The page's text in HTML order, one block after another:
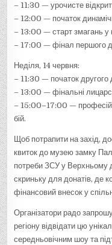
– 11:30 — урочисте
– 12:00 — початок
– 13:00 — старт змагань у
– 17:00 — фінал першого
Неділя, 14 червня:
– 11:30 — початок другого
– 13:00 — фінальні
– 15:00–17:00 —
бій.
Щоб потрапити на захід,
квиток до музею замку
потреби ЗСУ у Верхньому
скриньку для донатів, де
фінансовий внесок у
Організатори радо
регіону відвідати цю
середньовічним шоу та